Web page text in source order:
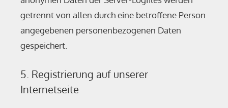
getrennt von allen durch eine betroffene Person
angegebenen personenbezogenen Daten
gespeichert.
5. Registrierung auf unserer
Internetseite